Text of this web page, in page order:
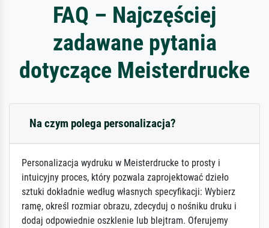
FAQ – Najczęściej
zadawane pytania
dotyczące Meisterdrucke
Na czym polega personalizacja?
Personalizacja wydruku w Meisterdrucke to prosty i
intuicyjny proces, który pozwala zaprojektować dzieło
sztuki dokładnie według własnych specyfikacji: Wybierz
ramę, określ rozmiar obrazu, zdecyduj o nośniku druku i
dodaj odpowiednie oszklenie lub blejtram. Oferujemy